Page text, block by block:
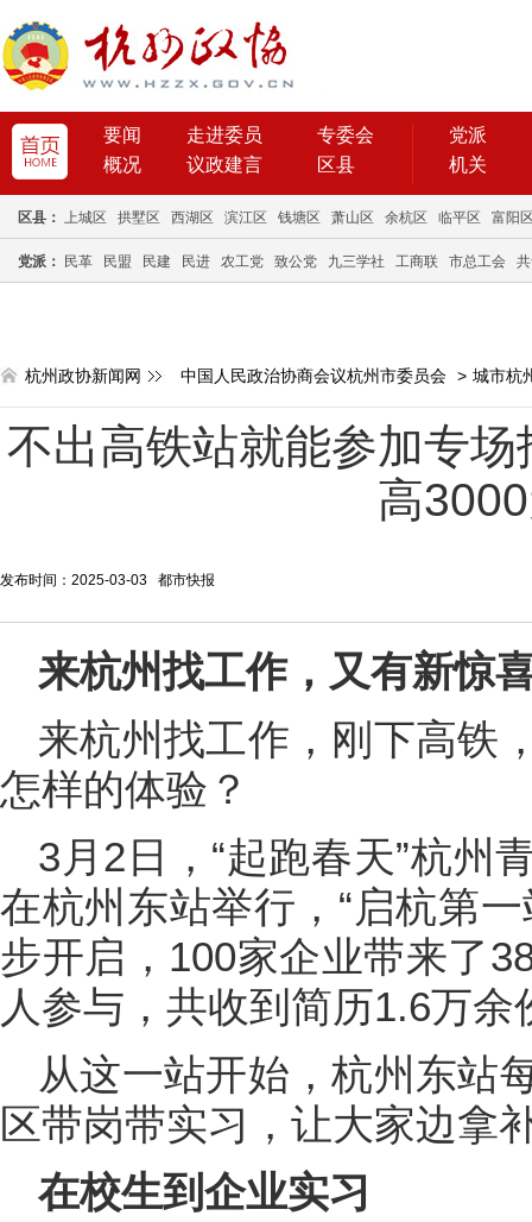
要闻 走进委员
专委会
概况
议政建言 区县
党派
机关
区县： 上城区 拱墅区 西湖区 滨江区 钱塘区 萧山区 余杭区 临平区 富阳
党派： 民革 民盟 民建 民进 农工党 致公党 九三学社 工商联 市总工会
杭州政协新闻网 中国人民政治协商会议杭州市委员会 > 城市杭
不出高铁站就能参加专
高
发布时间：2025-03-03 都市快报
来杭州找工作，又有新惊
来杭州找工作，刚下高铁
怎样的体验？
3月2日，“起跑春天”杭州
在杭州东站举行，“启杭第
步开启，100家企业带来了
人参与，共收到简历1.6万余
从这一站开始，杭州东站
区带岗带实习，让大家边拿
在校生到企业实习